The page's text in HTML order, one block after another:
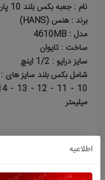
نام : جعبه بکس بلند 10 پارچه 1/2
برند : هنس (HANS)
مدل : 4610MB
ساخت : تایوان
سایز درایو : 1/2 اینچ
شامل بکس بلند سایز های :
میلیمتر
اطلاعیه